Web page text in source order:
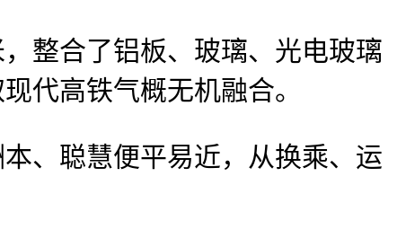
整合了铝板、玻璃、光电玻璃
代高铁气概无机融合。
、聪慧便平易近，从换乘、运